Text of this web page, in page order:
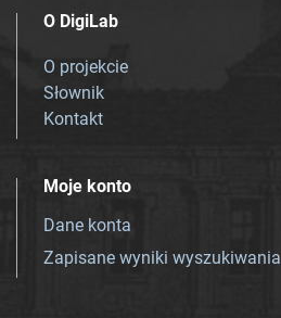
O DigiLab
O projekcie
Słownik
Kontakt
Moje konto
Dane konta
Zapisane wyniki wyszukiwania